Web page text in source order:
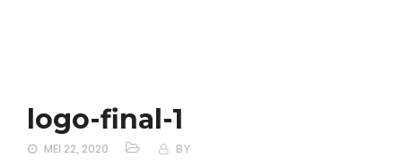
logo-final-1
MEI 22, 2020 BY